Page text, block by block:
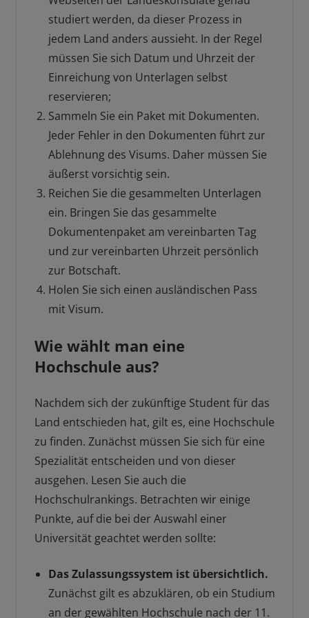
studiert werden, da dieser Prozess in
jedem Land anders aussieht. In der Regel
müssen Sie sich Datum und Uhrzeit der
Einreichung von Unterlagen selbst
reservieren;
Sammeln Sie ein Paket mit Dokumenten.
Jeder Fehler in den Dokumenten führt zur
Ablehnung des Visums. Daher müssen Sie
äußerst vorsichtig sein.
Reichen Sie die gesammelten Unterlagen
ein. Bringen Sie das gesammelte
Dokumentenpaket am vereinbarten Tag
und zur vereinbarten Uhrzeit persönlich
zur Botschaft.
Holen Sie sich einen ausländischen Pass
mit Visum.
Wie wählt man eine
Hochschule aus?
Nachdem sich der zukünftige Student für das
Land entschieden hat, gilt es, eine Hochschule
zu finden. Zunächst müssen Sie sich für eine
Spezialität entscheiden und von dieser
ausgehen. Lesen Sie auch die
Hochschulrankings. Betrachten wir einige
Punkte, auf die bei der Auswahl einer
Universität geachtet werden sollte:
Das Zulassungssystem ist übersichtlich.
Zunächst gilt es abzuklären, ob ein Studium
an der gewählten Hochschule nach der 11.